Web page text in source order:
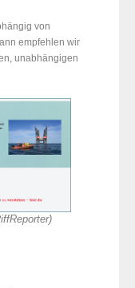
von
empfehlen wir
unabhängigen